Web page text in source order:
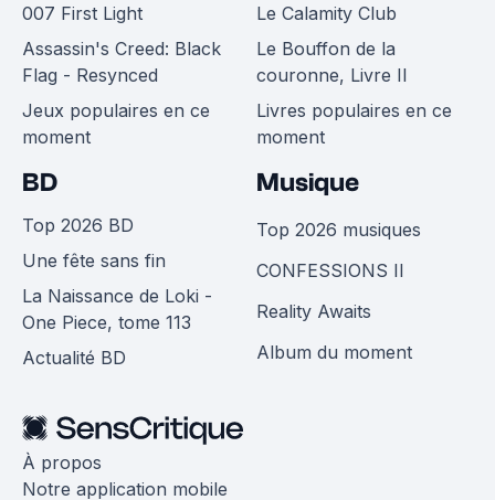
007 First Light
Assassin's Creed: Black
Flag - Resynced
Jeux populaires en ce
moment
Le Calamity Club
Le Bouffon de la
couronne, Livre II
Livres populaires en ce
moment
BD
Top 2026 BD
Une fête sans fin
La Naissance de Loki -
One Piece, tome 113
Actualité BD
Musique
Top 2026 musiques
CONFESSIONS II
Reality Awaits
Album du moment
À propos
Notre application mobile